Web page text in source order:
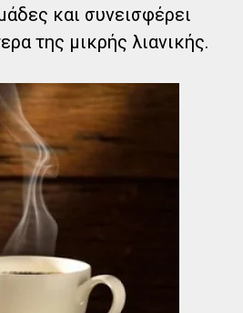
και συνεισφέρει
της μικρής λιανικής.